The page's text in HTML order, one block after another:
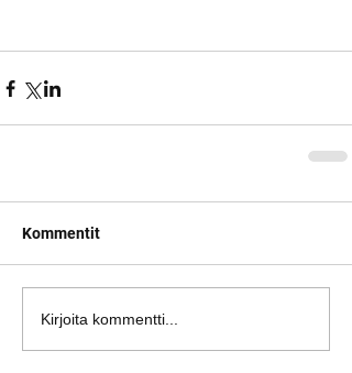
Kommentit
Kirjoita kommentti...